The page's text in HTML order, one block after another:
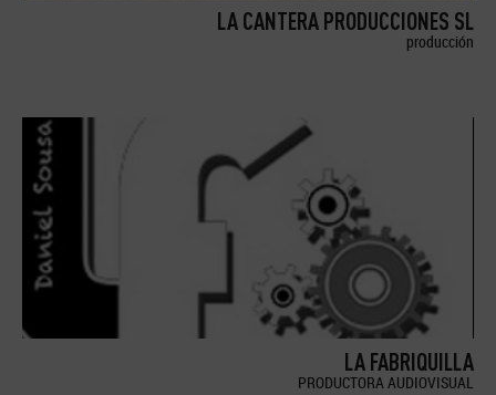
LA CANTERA PRODUCCIONES SL
producción
LA FABRIQUILLA
PRODUCTORA AUDIOVISUAL